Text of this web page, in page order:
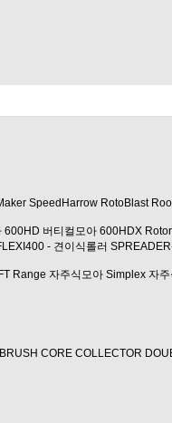
SpeedHarrow RotoBlast
600HD 버티컬모아 600HDX
- 견이식롤러
FT Range 자주식모아 Simplex 자
CORE COLLECTOR